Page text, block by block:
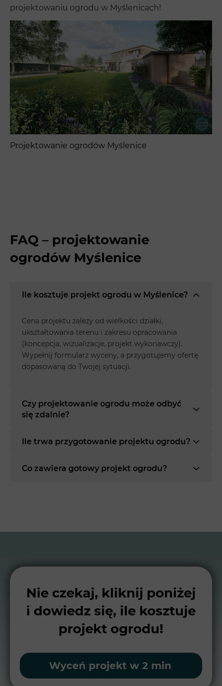
projektowaniu ogrodu w Myślenicach!
Projektowanie ogrodów Myślenice
FAQ – projektowanie
ogrodów Myślenice
Ile kosztuje projekt ogrodu w Myślenice?
Cena projektu zależy od wielkości działki,
ukształtowania terenu i zakresu opracowania
(koncepcja, wizualizacje, projekt wykonawczy).
Wypełnij formularz wyceny, a przygotujemy ofertę
dopasowaną do Twojej sytuacji.
Czy projektowanie ogrodu może odbyć
się zdalnie?
Ile trwa przygotowanie projektu ogrodu?
Co zawiera gotowy projekt ogrodu?
Nie czekaj, kliknij poniżej
i dowiedz się, ile kosztuje
projekt ogrodu!
Wyceń projekt w 2 min